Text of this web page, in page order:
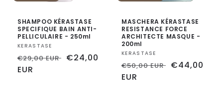
SHAMPOO KÉRASTASE
SPECIFIQUE BAIN ANTI-
PELLICULAIRE - 250ml
Fornitore:
KERASTASE
Prezzo
di
€29,00 EUR Prezzo
€24,00
EUR
MASCHERA KÉRASTASE
RESISTANCE FORCE
ARCHITECTE MASQUE -
200ml
Fornitore:
KERASTASE
Prezzo
di
€50,00 EUR Prezzo
€44,00
EUR